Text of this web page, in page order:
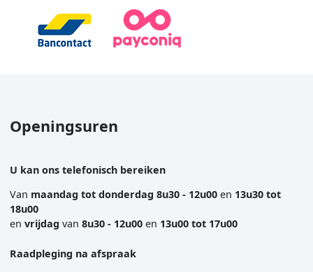
Image
Openingsuren
U kan ons telefonisch bereiken
Van maandag tot donderdag 8u30 - 12u00 en 13u30 tot
18u00
envrijdag van8u30 - 12u00 en 13u00 tot 17u00
Raadpleging na afspraak